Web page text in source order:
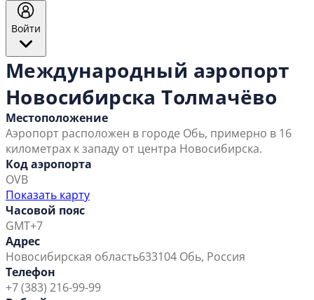
Войти
Международный аэропорт
Новосибирска Толмачёво
Местоположение
Аэропорт расположен в городе Обь, примерно в 16
километрах к западу от центра Новосибирска.
Код аэропорта
OVB
Показать карту
Часовой пояс
GMT+7
Адрес
Новосибирская область633104 Обь, Россия
Телефон
+7 (383) 216-99-99